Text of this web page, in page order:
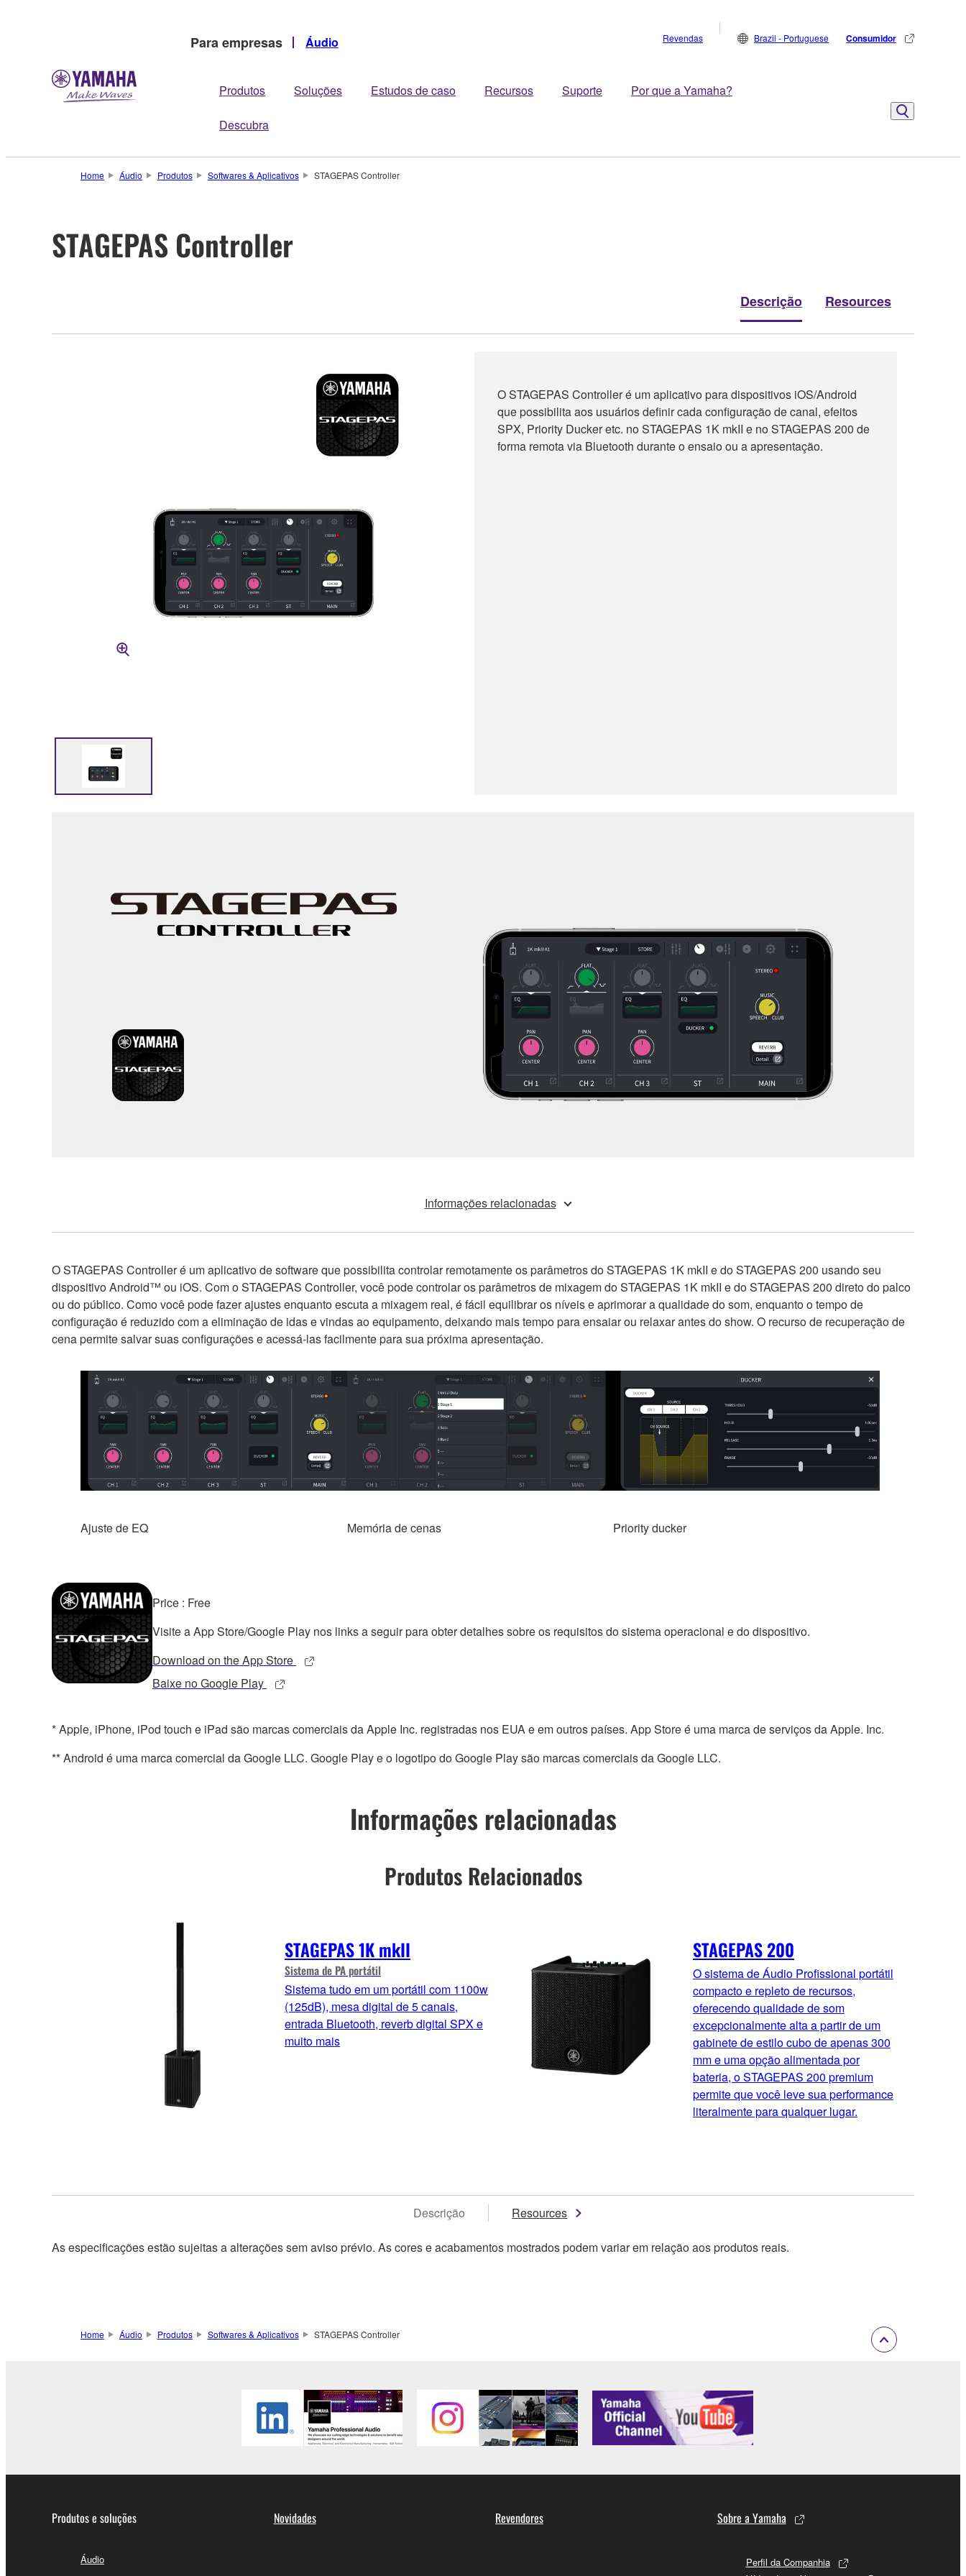
Para empresas Áudio
Produtos Soluções Estudos de caso Recursos Suporte Por que a Yamaha?
Descubra
Revendas Brazil - Portuguese Consumidor
Home Áudio Produtos Softwares & Aplicativos STAGEPAS Controller
STAGEPAS Controller
Descrição Resources
O STAGEPAS Controller é um aplicativo para dispositivos iOS/Android
que possibilita aos usuários definir cada configuração de canal, efeitos
SPX, Priority Ducker etc. no STAGEPAS 1K mkII e no STAGEPAS 200 de
forma remota via Bluetooth durante o ensaio ou a apresentação.
Informações relacionadas
O STAGEPAS Controller é um aplicativo de software que possibilita controlar remotamente os parâmetros do STAGEPAS 1K mkII e do STAGEPAS 200 usando seu
dispositivo Android™ ou iOS. Com o STAGEPAS Controller, você pode controlar os parâmetros de mixagem do STAGEPAS 1K mkII e do STAGEPAS 200 direto do palco
ou do público. Como você pode fazer ajustes enquanto escuta a mixagem real, é fácil equilibrar os níveis e aprimorar a qualidade do som, enquanto o tempo de
configuração é reduzido com a eliminação de idas e vindas ao equipamento, deixando mais tempo para ensaiar ou relaxar antes do show. O recurso de recuperação de
cena permite salvar suas configurações e acessá-las facilmente para sua próxima apresentação.
Ajuste de EQ Memória de cenas Priority ducker
Price : Free
Visite a App Store/Google Play nos links a seguir para obter detalhes sobre os requisitos do sistema operacional e do dispositivo.
Download on the App Store
Baixe no Google Play
* Apple, iPhone, iPod touch e iPad são marcas comerciais da Apple Inc. registradas nos EUA e em outros países. App Store é uma marca de serviços da Apple. Inc.
** Android é uma marca comercial da Google LLC. Google Play e o logotipo do Google Play são marcas comerciais da Google LLC.
Informações relacionadas
Produtos Relacionados
STAGEPAS 1K mkII
Sistema de PA portátil
Sistema tudo em um portátil com 1100w
(125dB), mesa digital de 5 canais,
entrada Bluetooth, reverb digital SPX e
muito mais
STAGEPAS 200
O sistema de Áudio Profissional portátil
compacto e repleto de recursos,
oferecendo qualidade de som
excepcionalmente alta a partir de um
gabinete de estilo cubo de apenas 300
mm e uma opção alimentada por
bateria, o STAGEPAS 200 premium
permite que você leve sua performance
literalmente para qualquer lugar.
Descrição Resources
As especificações estão sujeitas a alterações sem aviso prévio. As cores e acabamentos mostrados podem variar em relação aos produtos reais.
Home Áudio Produtos Softwares & Aplicativos STAGEPAS Controller
Produtos e soluções
Áudio
Novidades Revendores Sobre a Yamaha
Perfil da Companhia